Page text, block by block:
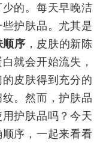
的。每天早晚洁
护肤品。尤其是
顺序 ，皮肤的新陈
就会开始流失，
皮肤得到充分的
。然而，护肤品
护肤品吗？今天
序，一起来看看